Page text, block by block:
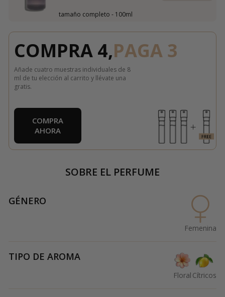
tamaño completo - 100ml
COMPRA 4,PAGA 3
Añade cuatro muestras individuales de 8
ml de tu elección al carrito y llévate una
gratis.
COMPRA
AHORA
SOBRE EL PERFUME
GÉNERO
Femenina
TIPO DE AROMA
Floral Cítricos